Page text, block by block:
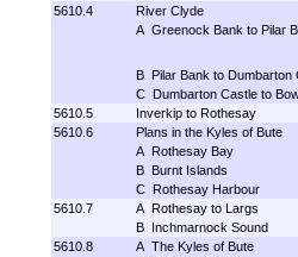
5610.4
River Clyde
A Greenock Bank to Pilar
B Pilar Bank to Dumbarton
C Dumbarton Castle to
5610.5
Inverkip to Rothesay
5610.6
Plans in the Kyles of Bute
A Rothesay Bay
B Burnt Islands
C Rothesay Harbour
5610.7
A Rothesay to Largs
B Inchmarnock Sound
5610.8
A The Kyles of Bute